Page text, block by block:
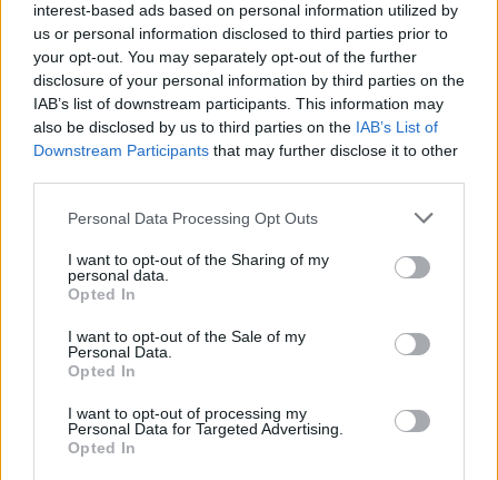
interest-based ads based on personal information utilized by
us or personal information disclosed to third parties prior to
your opt-out. You may separately opt-out of the further
disclosure of your personal information by third parties on the
IAB’s list of downstream participants. This information may
also be disclosed by us to third parties on the IAB’s List of
Downstream Participants that may further disclose it to other
Personal Data Processing Opt Outs
I want to opt-out of the Sharing of my
personal data.
Opted In
I want to opt-out of the Sale of my
Personal Data.
Opted In
I want to opt-out of processing my
Personal Data for Targeted Advertising.
Opted In
ΠΕΡΙΣΣΌΤΕΡΑ ΣΕ ΑΥΤΉ ΤΗΝ ΚΑΤΗΓΟΡΊΑ
Φωτιά στον Κουβαρά:
Διακοπή κυκλοφορίας στη
Λεωφόρο Αναβύσσου
17/07/2023 - 16:03
Νέο μήνυμα 112:
Εκκενώστε προς Αθήνα
17/07/2023 - 16:32